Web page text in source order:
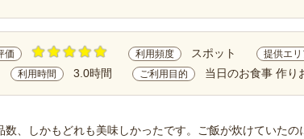
価 利用頻度 スポット 提供エリ
利用時間 3.0時間 ご利用目的 当日のお食事 作り
、しかもどれも美味しかったです。ご飯が炊けていた